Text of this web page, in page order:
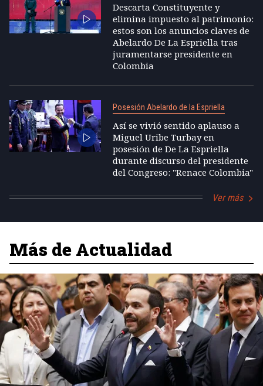
Descarta Constituyente y
elimina impuesto al patrimonio:
estos son los anuncios claves de
Abelardo De La Espriella tras
juramentarse presidente en
Colombia
Posesión Abelardo de la Espriella
Así se vivió sentido aplauso a
Miguel Uribe Turbay en
posesión de De La Espriella
durante discurso del presidente
del Congreso: "Renace Colombia"
Ver más
Más de Actualidad